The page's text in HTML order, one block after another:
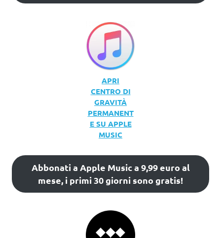
APRI
CENTRO DI
GRAVITÀ
PERMANENT
E SU APPLE
MUSIC
Abbonati a Apple Music a 9,99 euro al
mese, i primi 30 giorni sono gratis!